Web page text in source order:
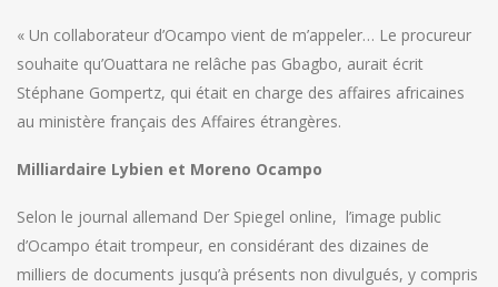
« Un collaborateur d’Ocampo vient de m’appeler… Le procureur
souhaite qu’Ouattara ne relâche pas Gbagbo, aurait écrit
Stéphane Gompertz, qui était en charge des affaires africaines
au ministère français des Affaires étrangères.
Milliardaire Lybien et Moreno Ocampo
Selon le journal allemand Der Spiegel online, l’image public
d’Ocampo était trompeur, en considérant des dizaines de
milliers de documents jusqu’à présents non divulgués, y compris